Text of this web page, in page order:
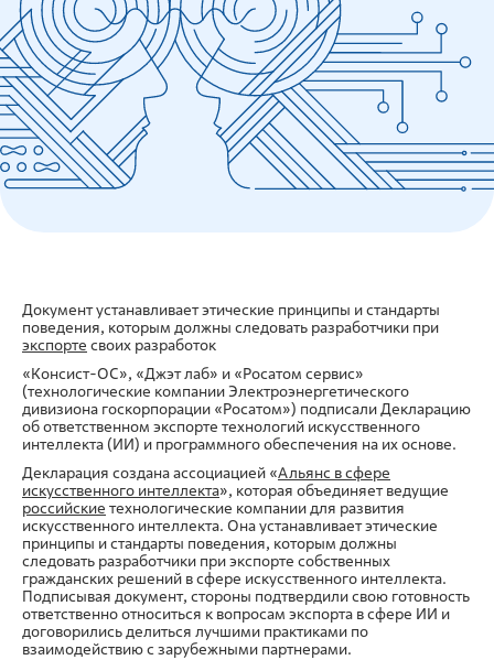
Документ устанавливает этические принципы и стандарты
поведения, которым должны следовать разработчики при
экспорте своих разработок
«Консист-ОС», «Джэт лаб» и «Росатом сервис»
(технологические компании Электроэнергетического
дивизиона госкорпорации «Росатом») подписали Декларацию
об ответственном экспорте технологий искусственного
интеллекта (ИИ) и программного обеспечения на их основе.
Декларация создана ассоциацией «Альянс в сфере
искусственного интеллекта», которая объединяет ведущие
российские технологические компании для развития
искусственного интеллекта. Она устанавливает этические
принципы и стандарты поведения, которым должны
следовать разработчики при экспорте собственных
гражданских решений в сфере искусственного интеллекта.
Подписывая документ, стороны подтвердили свою готовность
ответственно относиться к вопросам экспорта в сфере ИИ и
договорились делиться лучшими практиками по
взаимодействию с зарубежными партнерами.